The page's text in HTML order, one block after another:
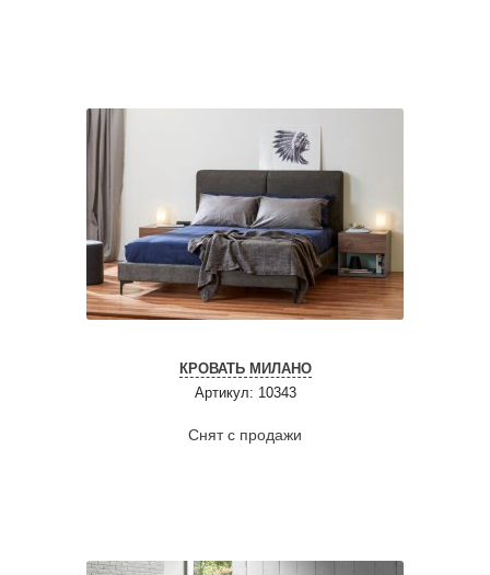
КРОВАТЬ МИЛАНО
Артикул: 10343
Снят с продажи